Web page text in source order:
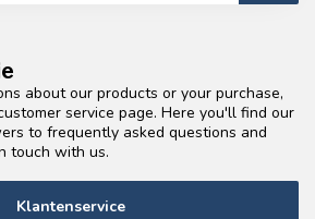
about our products or your purchase,
service page. Here you'll find our
to frequently asked questions and
touch with us.
Klantenservice